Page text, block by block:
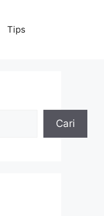
Tips
Cari